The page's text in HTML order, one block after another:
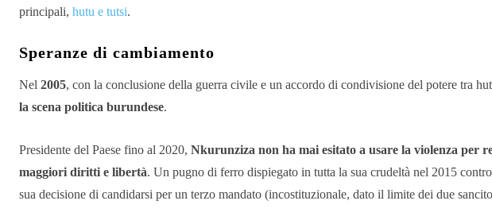
principali, hutu e tutsi.
Speranze di cambiamento
Nel 2005, con la conclusione della guerra civile e un accordo di condivisione del potere tra
la scena politica burundese.
Presidente del Paese fino al 2020, Nkurunziza non ha mai esitato a usare la violenza per
maggiori diritti e libertà. Un pugno di ferro dispiegato in tutta la sua crudeltà nel 2015
sua decisione di candidarsi per un terzo mandato (incostituzionale, dato il limite dei due